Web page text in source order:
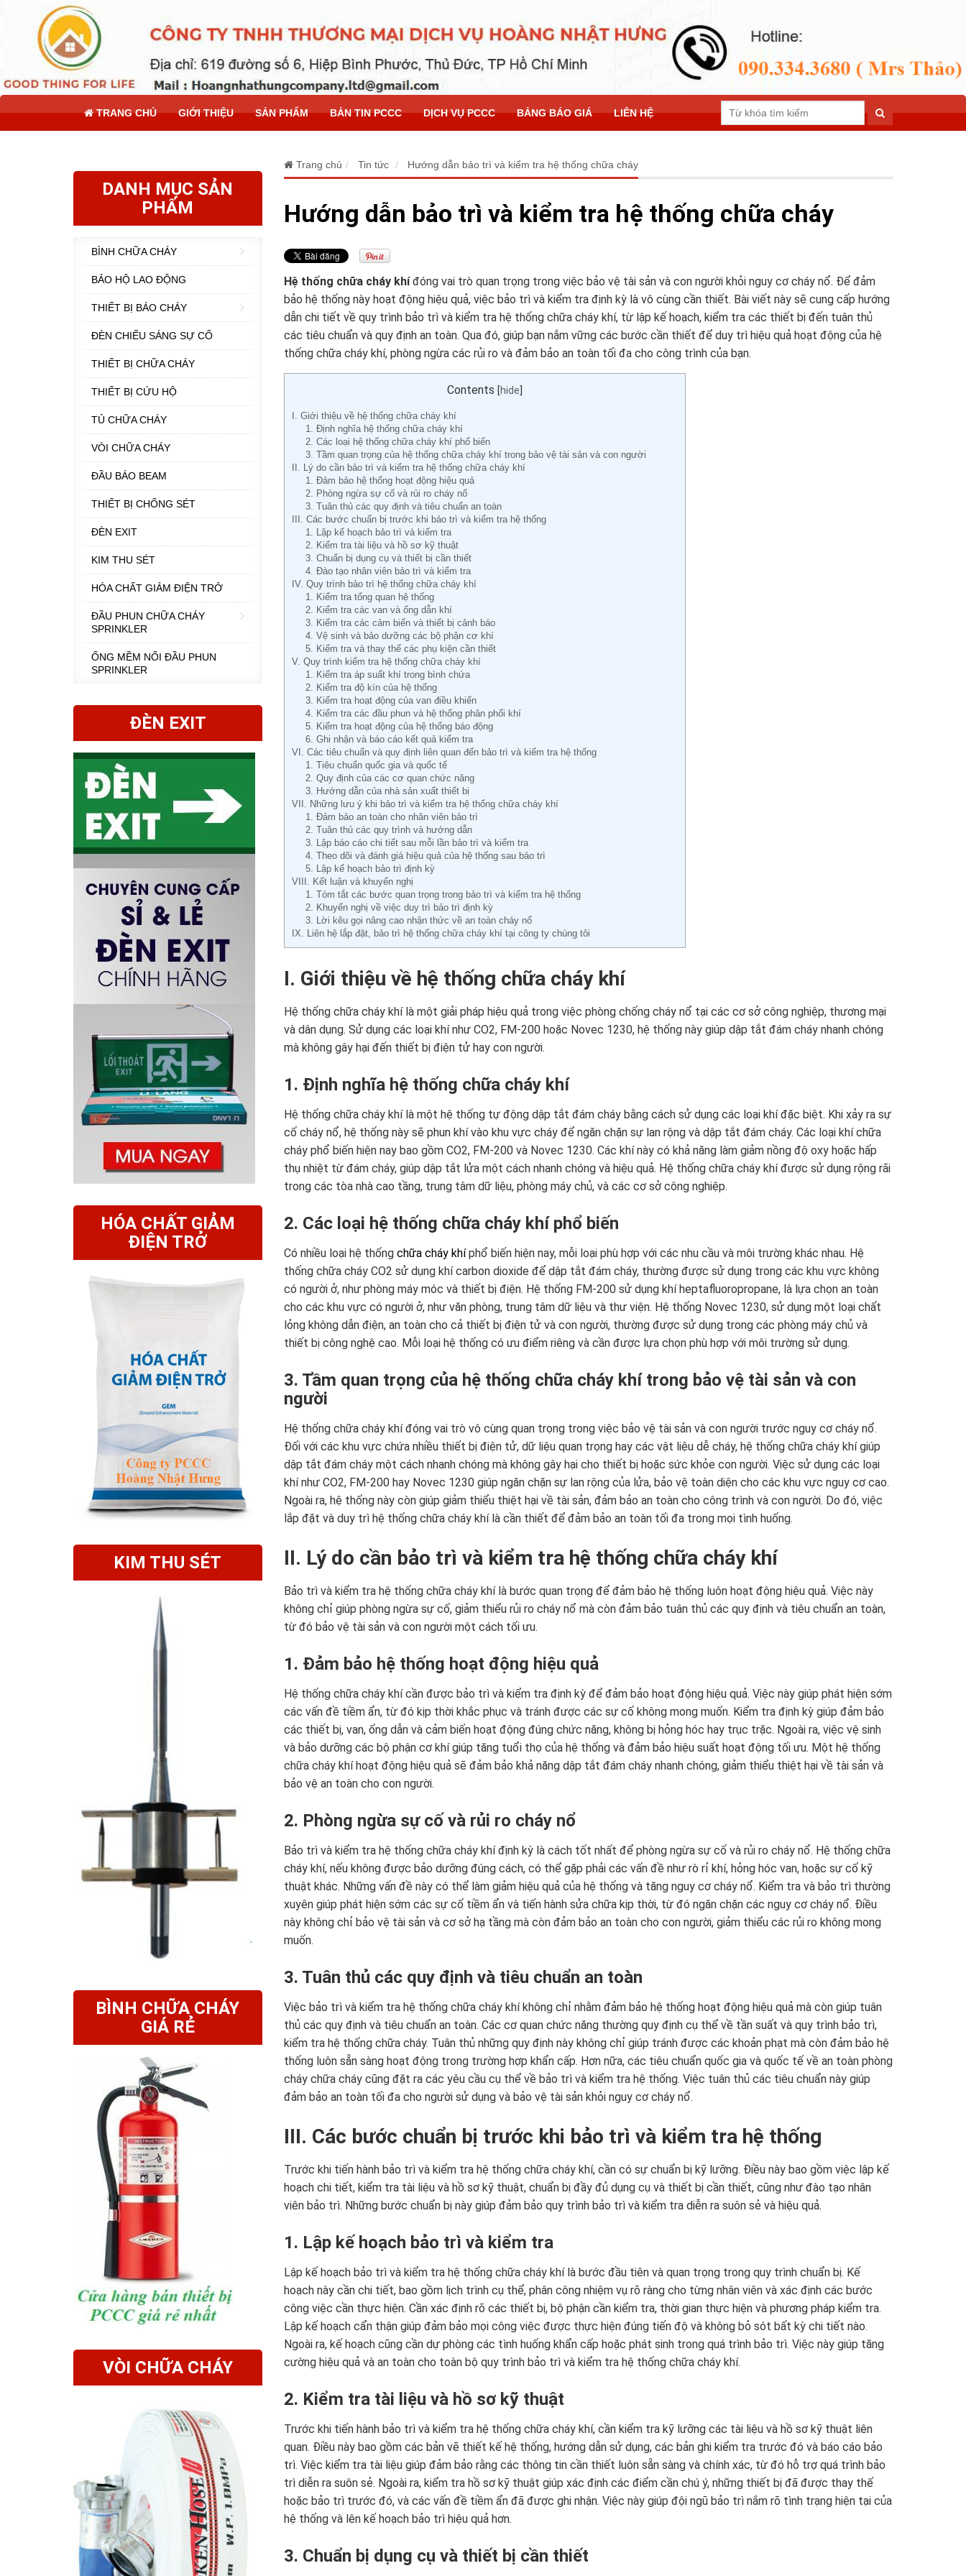
TRANG CHỦ GIỚI THIỆU SẢN PHẨM BẢN TIN PCCC DỊCH VỤ PCCC BẢNG BÁO GIÁ LIÊN HỆ
Trang chủ Tin tức Hướng dẫn bảo trì và kiểm tra hệ thống chữa cháy
Hướng dẫn bảo trì và kiểm tra hệ thống chữa cháy
Hệ thống chữa cháy khíđóng vai trò quan trọng trong việc bảo vệ tài sản và con người khỏi nguy cơ cháy nổ. Để đảm
bảo hệ thống này hoạt động hiệu quả, việc bảo trì và kiểm tra định kỳ là vô cùng cần thiết. Bài viết này sẽ cung cấp hướng
dẫn chi tiết về quy trình bảo trì và kiểm tra hệ thống chữa cháy khí, từ lập kế hoạch, kiểm tra các thiết bị đến tuân thủ
các tiêu chuẩn và quy định an toàn. Qua đó, giúp bạn nắm vững các bước cần thiết để duy trì hiệu quả hoạt động của hệ
thống chữa cháy khí, phòng ngừa các rủi ro và đảm bảo an toàn tối đa cho công trình của bạn.
Contents [hide
I. Giới thiệu về hệ thống chữa cháy khí
1. Định nghĩa hệ thống chữa cháy khí
2. Các loại hệ thống chữa cháy khí phổ biến
3. Tầm quan trọng của hệ thống chữa cháy khí trong bảo vệ tài sản và con người
II. Lý do cần bảo trì và kiểm tra hệ thống chữa cháy khí
1. Đảm bảo hệ thống hoạt động hiệu quả
2. Phòng ngừa sự cố và rủi ro cháy nổ
3. Tuân thủ các quy định và tiêu chuẩn an toàn
III. Các bước chuẩn bị trước khi bảo trì và kiểm tra hệ thống
1. Lập kế hoạch bảo trì và kiểm tra
2. Kiểm tra tài liệu và hồ sơ kỹ thuật
3. Chuẩn bị dụng cụ và thiết bị cần thiết
4. Đào tạo nhân viên bảo trì và kiểm tra
IV. Quy trình bảo trì hệ thống chữa cháy khí
1. Kiểm tra tổng quan hệ thống
2. Kiểm tra các van và ống dẫn khí
3. Kiểm tra các cảm biến và thiết bị cảnh báo
4. Vệ sinh và bảo dưỡng các bộ phận cơ khí
5. Kiểm tra và thay thế các phụ kiện cần thiết
V. Quy trình kiểm tra hệ thống chữa cháy khí
1. Kiểm tra áp suất khí trong bình chứa
2. Kiểm tra độ kín của hệ thống
3. Kiểm tra hoạt động của van điều khiển
4. Kiểm tra các đầu phun và hệ thống phân phối khí
5. Kiểm tra hoạt động của hệ thống báo động
6. Ghi nhận và báo cáo kết quả kiểm tra
VI. Các tiêu chuẩn và quy định liên quan đến bảo trì và kiểm tra hệ thống
1. Tiêu chuẩn quốc gia và quốc tế
2. Quy định của các cơ quan chức năng
3. Hướng dẫn của nhà sản xuất thiết bị
VII. Những lưu ý khi bảo trì và kiểm tra hệ thống chữa cháy khí
1. Đảm bảo an toàn cho nhân viên bảo trì
2. Tuân thủ các quy trình và hướng dẫn
3. Lập báo cáo chi tiết sau mỗi lần bảo trì và kiểm tra
4. Theo dõi và đánh giá hiệu quả của hệ thống sau bảo trì
5. Lập kế hoạch bảo trì định kỳ
VIII. Kết luận và khuyến nghị
1. Tóm tắt các bước quan trọng trong bảo trì và kiểm tra hệ thống
2. Khuyến nghị về việc duy trì bảo trì định kỳ
3. Lời kêu gọi nâng cao nhận thức về an toàn cháy nổ
IX. Liên hệ lắp đặt, bảo trì hệ thống chữa cháy khí tại công ty chúng tôi
I. Giới thiệu về hệ thống chữa cháy khí
Hệ thống chữa cháy khí là một giải pháp hiệu quả trong việc phòng chống cháy nổ tại các cơ sở công nghiệp, thương mại
và dân dụng. Sử dụng các loại khí như CO2, FM-200 hoặc Novec 1230, hệ thống này giúp dập tắt đám cháy nhanh chóng
mà không gây hại đến thiết bị điện tử hay con người.
1. Định nghĩa hệ thống chữa cháy khí
Hệ thống chữa cháy khí là một hệ thống tự động dập tắt đám cháy bằng cách sử dụng các loại khí đặc biệt. Khi xảy ra sự
cố cháy nổ, hệ thống này sẽ phun khí vào khu vực cháy để ngăn chặn sự lan rộng và dập tắt đám cháy. Các loại khí chữa
cháy phổ biến hiện nay bao gồm CO2, FM-200 và Novec 1230. Các khí này có khả năng làm giảm nồng độ oxy hoặc hấp
thụ nhiệt từ đám cháy, giúp dập tắt lửa một cách nhanh chóng và hiệu quả. Hệ thống chữa cháy khí được sử dụng rộng rãi
trong các tòa nhà cao tầng, trung tâm dữ liệu, phòng máy chủ, và các cơ sở công nghiệp.
2. Các loại hệ thống chữa cháy khí phổ biến
Có nhiều loại hệ thống chữa cháy khíphổ biến hiện nay, mỗi loại phù hợp với các nhu cầu và môi trường khác nhau. Hệ
thống chữa cháy CO2 sử dụng khí carbon dioxide để dập tắt đám cháy, thường được sử dụng trong các khu vực không
có người ở, như phòng máy móc và thiết bị điện. Hệ thống FM-200 sử dụng khí heptafluoropropane, là lựa chọn an toàn
cho các khu vực có người ở, như văn phòng, trung tâm dữ liệu và thư viện. Hệ thống Novec 1230, sử dụng một loại chất
lỏng không dẫn điện, an toàn cho cả thiết bị điện tử và con người, thường được sử dụng trong các phòng máy chủ và
thiết bị công nghệ cao. Mỗi loại hệ thống có ưu điểm riêng và cần được lựa chọn phù hợp với môi trường sử dụng.
3. Tầm quan trọng của hệ thống chữa cháy khí trong bảo vệ tài sản và con
người
Hệ thống chữa cháy khí đóng vai trò vô cùng quan trọng trong việc bảo vệ tài sản và con người trước nguy cơ cháy nổ.
Đối với các khu vực chứa nhiều thiết bị điện tử, dữ liệu quan trọng hay các vật liệu dễ cháy, hệ thống chữa cháy khí giúp
dập tắt đám cháy một cách nhanh chóng mà không gây hại cho thiết bị hoặc sức khỏe con người. Việc sử dụng các loại
khí như CO2, FM-200 hay Novec 1230 giúp ngăn chặn sự lan rộng của lửa, bảo vệ toàn diện cho các khu vực nguy cơ cao.
Ngoài ra, hệ thống này còn giúp giảm thiểu thiệt hại về tài sản, đảm bảo an toàn cho công trình và con người. Do đó, việc
lắp đặt và duy trì hệ thống chữa cháy khí là cần thiết để đảm bảo an toàn tối đa trong mọi tình huống.
II. Lý do cần bảo trì và kiểm tra hệ thống chữa cháy khí
Bảo trì và kiểm tra hệ thống chữa cháy khí là bước quan trọng để đảm bảo hệ thống luôn hoạt động hiệu quả. Việc này
không chỉ giúp phòng ngừa sự cố, giảm thiểu rủi ro cháy nổ mà còn đảm bảo tuân thủ các quy định và tiêu chuẩn an toàn,
từ đó bảo vệ tài sản và con người một cách tối ưu.
1. Đảm bảo hệ thống hoạt động hiệu quả
Hệ thống chữa cháy khí cần được bảo trì và kiểm tra định kỳ để đảm bảo hoạt động hiệu quả. Việc này giúp phát hiện sớm
các vấn đề tiềm ẩn, từ đó kịp thời khắc phục và tránh được các sự cố không mong muốn. Kiểm tra định kỳ giúp đảm bảo
các thiết bị, van, ống dẫn và cảm biến hoạt động đúng chức năng, không bị hỏng hóc hay trục trặc. Ngoài ra, việc vệ sinh
và bảo dưỡng các bộ phận cơ khí giúp tăng tuổi thọ của hệ thống và đảm bảo hiệu suất hoạt động tối ưu. Một hệ thống
chữa cháy khí hoạt động hiệu quả sẽ đảm bảo khả năng dập tắt đám cháy nhanh chóng, giảm thiểu thiệt hại về tài sản và
bảo vệ an toàn cho con người.
2. Phòng ngừa sự cố và rủi ro cháy nổ
Bảo trì và kiểm tra hệ thống chữa cháy khí định kỳ là cách tốt nhất để phòng ngừa sự cố và rủi ro cháy nổ. Hệ thống chữa
cháy khí, nếu không được bảo dưỡng đúng cách, có thể gặp phải các vấn đề như rò rỉ khí, hỏng hóc van, hoặc sự cố kỹ
thuật khác. Những vấn đề này có thể làm giảm hiệu quả của hệ thống và tăng nguy cơ cháy nổ. Kiểm tra và bảo trì thường
xuyên giúp phát hiện sớm các sự cố tiềm ẩn và tiến hành sửa chữa kịp thời, từ đó ngăn chặn các nguy cơ cháy nổ. Điều
này không chỉ bảo vệ tài sản và cơ sở hạ tầng mà còn đảm bảo an toàn cho con người, giảm thiểu các rủi ro không mong
muốn.
3. Tuân thủ các quy định và tiêu chuẩn an toàn
Việc bảo trì và kiểm tra hệ thống chữa cháy khí không chỉ nhằm đảm bảo hệ thống hoạt động hiệu quả mà còn giúp tuân
thủ các quy định và tiêu chuẩn an toàn. Các cơ quan chức năng thường quy định cụ thể về tần suất và quy trình bảo trì,
kiểm tra hệ thống chữa cháy. Tuân thủ những quy định này không chỉ giúp tránh được các khoản phạt mà còn đảm bảo hệ
thống luôn sẵn sàng hoạt động trong trường hợp khẩn cấp. Hơn nữa, các tiêu chuẩn quốc gia và quốc tế về an toàn phòng
cháy chữa cháy cũng đặt ra các yêu cầu cụ thể về bảo trì và kiểm tra hệ thống. Việc tuân thủ các tiêu chuẩn này giúp
đảm bảo an toàn tối đa cho người sử dụng và bảo vệ tài sản khỏi nguy cơ cháy nổ.
III. Các bước chuẩn bị trước khi bảo trì và kiểm tra hệ thống
Trước khi tiến hành bảo trì và kiểm tra hệ thống chữa cháy khí, cần có sự chuẩn bị kỹ lưỡng. Điều này bao gồm việc lập kế
hoạch chi tiết, kiểm tra tài liệu và hồ sơ kỹ thuật, chuẩn bị đầy đủ dụng cụ và thiết bị cần thiết, cũng như đào tạo nhân
viên bảo trì. Những bước chuẩn bị này giúp đảm bảo quy trình bảo trì và kiểm tra diễn ra suôn sẻ và hiệu quả.
1. Lập kế hoạch bảo trì và kiểm tra
Lập kế hoạch bảo trì và kiểm tra hệ thống chữa cháy khí là bước đầu tiên và quan trọng trong quy trình chuẩn bị. Kế
hoạch này cần chi tiết, bao gồm lịch trình cụ thể, phân công nhiệm vụ rõ ràng cho từng nhân viên và xác định các bước
công việc cần thực hiện. Cần xác định rõ các thiết bị, bộ phận cần kiểm tra, thời gian thực hiện và phương pháp kiểm tra.
Lập kế hoạch cẩn thận giúp đảm bảo mọi công việc được thực hiện đúng tiến độ và không bỏ sót bất kỳ chi tiết nào.
Ngoài ra, kế hoạch cũng cần dự phòng các tình huống khẩn cấp hoặc phát sinh trong quá trình bảo trì. Việc này giúp tăng
cường hiệu quả và an toàn cho toàn bộ quy trình bảo trì và kiểm tra hệ thống chữa cháy khí.
2. Kiểm tra tài liệu và hồ sơ kỹ thuật
Trước khi tiến hành bảo trì và kiểm tra hệ thống chữa cháy khí, cần kiểm tra kỹ lưỡng các tài liệu và hồ sơ kỹ thuật liên
quan. Điều này bao gồm các bản vẽ thiết kế hệ thống, hướng dẫn sử dụng, các bản ghi kiểm tra trước đó và báo cáo bảo
trì. Việc kiểm tra tài liệu giúp đảm bảo rằng các thông tin cần thiết luôn sẵn sàng và chính xác, từ đó hỗ trợ quá trình bảo
trì diễn ra suôn sẻ. Ngoài ra, kiểm tra hồ sơ kỹ thuật giúp xác định các điểm cần chú ý, những thiết bị đã được thay thế
hoặc bảo trì trước đó, và các vấn đề tiềm ẩn đã được ghi nhận. Việc này giúp đội ngũ bảo trì nắm rõ tình trạng hiện tại của
hệ thống và lên kế hoạch bảo trì hiệu quả hơn.
3. Chuẩn bị dụng cụ và thiết bị cần thiết
DANH MỤC SẢN
PHẨM
BÌNH CHỮA CHÁY
BẢO HỘ LAO ĐỘNG
THIẾT BỊ BÁO CHÁY
ĐÈN CHIẾU SÁNG SỰ CỐ
THIẾT BỊ CHỮA CHÁY
THIẾT BỊ CỨU HỘ
TỦ CHỮA CHÁY
VÒI CHỮA CHÁY
ĐẦU BÁO BEAM
THIẾT BỊ CHỐNG SÉT
ĐÈN EXIT
KIM THU SÉT
HÓA CHẤT GIẢM ĐIỆN TRỞ
ĐẦU PHUN CHỮA CHÁY
SPRINKLER
ỐNG MỀM NỐI ĐẦU PHUN
SPRINKLER
ĐÈN EXIT
HÓA CHẤT GIẢM
ĐIỆN TRỞ
KIM THU SÉT
BÌNH CHỮA CHÁY
GIÁ RẺ
VÒI CHỮA CHÁY